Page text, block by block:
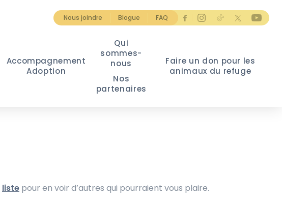
Nous joindre Blogue FAQ
Accompagnement
Adoption
Qui
sommes-
nous
Nos
partenaires
Faire un don pour les
animaux du refuge
liste pour en voir d’autres qui pourraient vous plaire.